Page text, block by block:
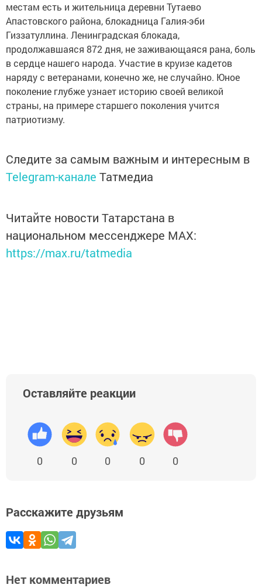
местам есть и жительница деревни Тутаево
Апастовского района, блокадница Галия-эби
Гиззатуллина. Ленинградская блокада,
продолжавшаяся 872 дня, не заживающаяся рана, боль
в сердце нашего народа. Участие в круизе кадетов
наряду с ветеранами, конечно же, не случайно. Юное
поколение глубже узнает историю своей великой
страны, на примере старшего поколения учится
патриотизму.
Следите за самым важным и интересным в
Telegram-канале Татмедиа
Читайте новости Татарстана в
национальном мессенджере MАХ:
https://max.ru/tatmedia
Оставляйте реакции
0 0 0 0 0
Расскажите друзьям
Нет комментариев